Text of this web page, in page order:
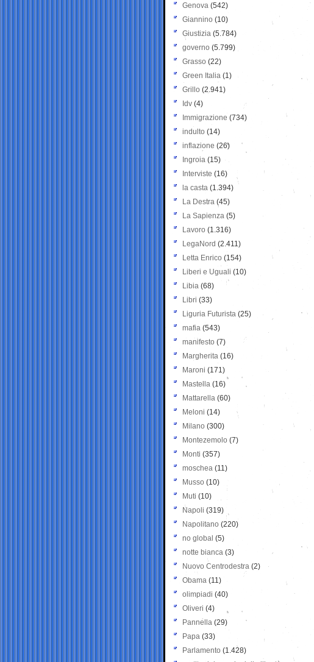
Genova (542)
Giannino (10)
Giustizia (5.784)
governo (5.799)
Grasso (22)
Green Italia (1)
Grillo (2.941)
Idv (4)
Immigrazione (734)
indulto (14)
inflazione (26)
Ingroia (15)
Interviste (16)
la casta (1.394)
La Destra (45)
La Sapienza (5)
Lavoro (1.316)
LegaNord (2.411)
Letta Enrico (154)
Liberi e Uguali (10)
Libia (68)
Libri (33)
Liguria Futurista (25)
mafia (543)
manifesto (7)
Margherita (16)
Maroni (171)
Mastella (16)
Mattarella (60)
Meloni (14)
Milano (300)
Montezemolo (7)
Monti (357)
moschea (11)
Musso (10)
Muti (10)
Napoli (319)
Napolitano (220)
no global (5)
notte bianca (3)
Nuovo Centrodestra (2)
Obama (11)
olimpiadi (40)
Oliveri (4)
Pannella (29)
Papa (33)
Parlamento (1.428)